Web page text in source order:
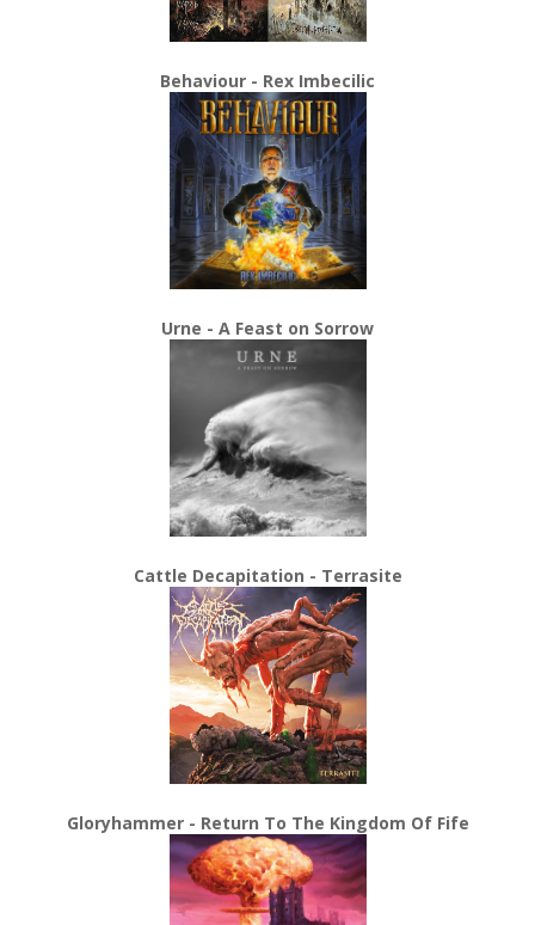
Behaviour - Rex Imbecilic
Urne - A Feast on Sorrow
Cattle Decapitation - Terrasite
Gloryhammer - Return To The Kingdom Of Fife